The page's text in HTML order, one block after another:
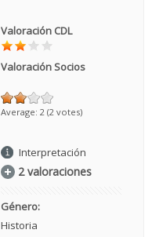
Valoración CDL
Valoración Socios
Average: 2 (2 votes)
Interpretación
2 valoraciones
Género:
Historia